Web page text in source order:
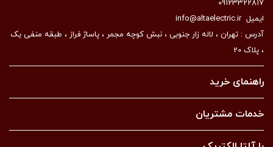
09123322817
ایمیلinfo@altaelectric.ir
آدرس : تهران ، لاله زار جنوبی ، نبش کوچه مجمر ، پاساژ فراز ، طبقه منفی یک
، پلاک 20
راهنمای خرید
خدمات مشتریان